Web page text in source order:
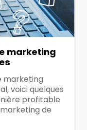
marketing
marketing
voici quelques
profitable
de